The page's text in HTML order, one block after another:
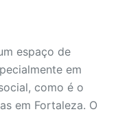
espaço de
em
como é o
em Fortaleza. O